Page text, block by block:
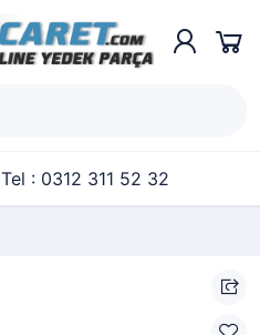
Tel : 0312 311 52 32